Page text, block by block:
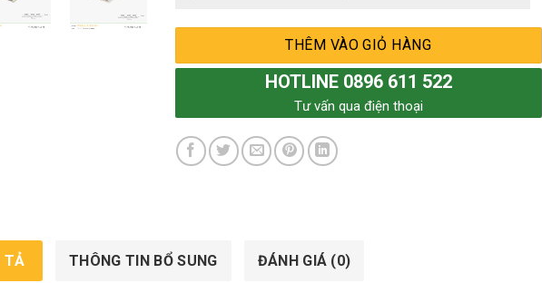
THÊM VÀO GIỎ HÀNG
HOTLINE 0896 611 522
Tư vấn qua điện thoại
TẢ THÔNG TIN BỔ SUNG ĐÁNH GIÁ (0)